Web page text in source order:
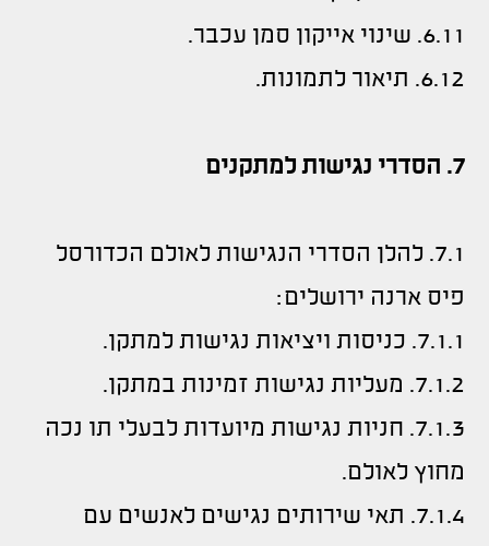
6.11. שינוי אייקון סמן עכבר.
6.12. תיאור לתמונות.
7. הסדרי נגישות למתקנים
7.1. להלן הסדרי הנגישות לאולם הכדורסל
פיס ארנה ירושלים:
7.1.1. כניסות ויציאות נגישות למתקן.
7.1.2. מעליות נגישות זמינות במתקן.
7.1.3. חניות נגישות מיועדות לבעלי תו נכה
מחוץ לאולם.
7.1.4. תאי שירותים נגישים לאנשים עם